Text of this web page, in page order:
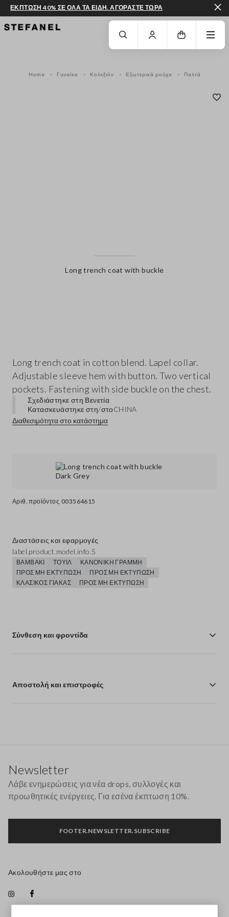
ΜΕΤΆΒΑΣΗ ΣΤΟ ΚΎΡΙΟ ΠΕΡΙΕΧΌΜΕΝΟΚΑΤΕΒΕΊΤΕ ΣΤΟ ΚΆΤΩ ΜΈΡΟΣ
ΕΚΠΤΩΣΗ 40% ΣΕ ΟΛΑ ΤΑ ΕΙΔΗ. ΑΓΟΡΑΣΤΕ ΤΩΡΑ
Home Γυναίκα Κολεξιόν Εξωτερικά ρούχα Παλτά
Long trench coat with buckle
Αριθ. προϊόντος 003564615
Long trench coat in cotton blend. Lapel collar.
Adjustable sleeve hem with button. Two vertical
pockets. Fastening with side buckle on the chest.
Σχεδιάστηκε στη Βενετία
Κατασκευάστηκε στη/στοCHINA
Διαθεσιμότητα στο κατάστημα
Διαστάσεις και εφαρμογές
label.product.model.info.5
ΒΑΜΒΆΚΙ ΤΟΥΊΛ
ΚΑΝΟΝΙΚΉ ΓΡΑΜΜΉ
ΠΡΟΣ ΜΗ ΕΚΤΎΠΩΣΗ
ΠΡΟΣ ΜΗ ΕΚΤΎΠΩΣΗ
ΚΛΑΣΙΚΌΣ ΓΙΑΚΆΣ
ΠΡΟΣ ΜΗ ΕΚΤΎΠΩΣΗ
Σύνθεση και φροντίδα
Αποστολή και επιστροφές
Newsletter
Λάβε ενημερώσεις για νέα drops, συλλογές και
προωθητικές ενέργειες. Για εσένα έκπτωση 10%.
FOOTER.NEWSLETTER.SUBSCRIBE
Ακολουθήστε μας στο